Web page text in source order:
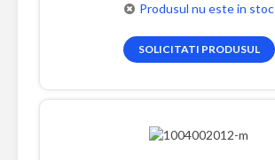
Produsul nu este in stoc
SOLICITATI PRODUSUL